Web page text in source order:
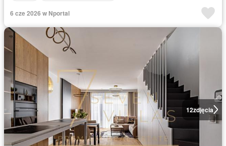
6 cze 2026 w Nportal
12zdjęcia